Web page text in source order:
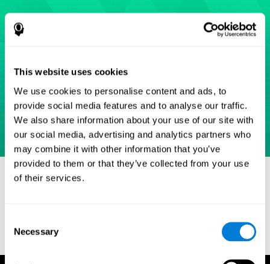
This website uses cookies
We use cookies to personalise content and ads, to
provide social media features and to analyse our traffic.
We also share information about your use of our site with
our social media, advertising and analytics partners who
may combine it with other information that you’ve
provided to them or that they’ve collected from your use
of their services.
Selection
Necessary
Références